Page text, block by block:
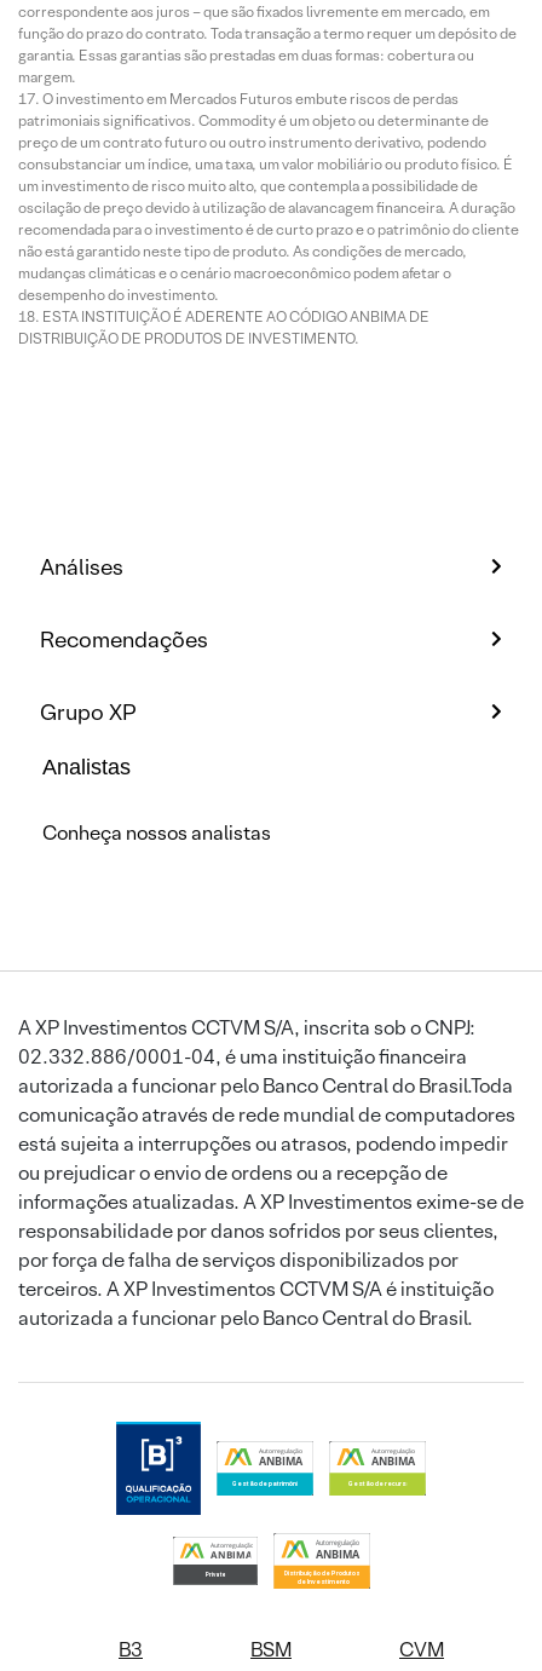
correspondente aos juros – que são fixados livremente em mercado, em
função do prazo do contrato. Toda transação a termo requer um depósito de
garantia. Essas garantias são prestadas em duas formas: cobertura ou
margem.
O investimento em Mercados Futuros embute riscos de perdas
patrimoniais significativos. Commodity é um objeto ou determinante de
preço de um contrato futuro ou outro instrumento derivativo, podendo
consubstanciar um índice, uma taxa, um valor mobiliário ou produto físico. É
um investimento de risco muito alto, que contempla a possibilidade de
oscilação de preço devido à utilização de alavancagem financeira. A duração
recomendada para o investimento é de curto prazo e o patrimônio do cliente
não está garantido neste tipo de produto. As condições de mercado,
mudanças climáticas e o cenário macroeconômico podem afetar o
desempenho do investimento.
ESTA INSTITUIÇÃO É ADERENTE AO CÓDIGO ANBIMA DE
DISTRIBUIÇÃO DE PRODUTOS DE INVESTIMENTO.
Análises
Recomendações
Grupo XP
Analistas
Conheça nossos analistas
A XP Investimentos CCTVM S/A, inscrita sob o CNPJ:
02.332.886/0001-04, é uma instituição financeira
autorizada a funcionar pelo Banco Central do Brasil.Toda
comunicação através de rede mundial de computadores
está sujeita a interrupções ou atrasos, podendo impedir
ou prejudicar o envio de ordens ou a recepção de
informações atualizadas. A XP Investimentos exime-se de
responsabilidade por danos sofridos por seus clientes,
por força de falha de serviços disponibilizados por
terceiros. A XP Investimentos CCTVM S/A é instituição
autorizada a funcionar pelo Banco Central do Brasil.
B3 BSM CVM